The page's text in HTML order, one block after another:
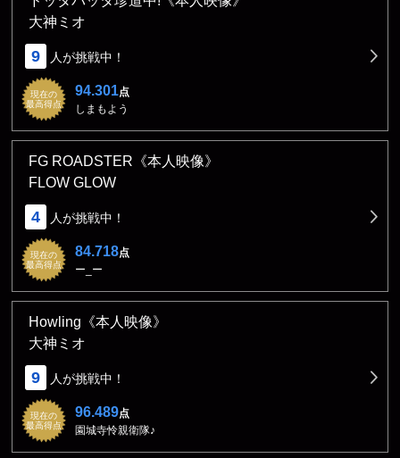
大神ミオ
9 人が挑戦中！
現在の
最高得点
94.301点
しまもよう
FG ROADSTER《本人映像》
FLOW GLOW
4 人が挑戦中！
現在の
最高得点
84.718点
ー_ー
Howling《本人映像》
大神ミオ
9 人が挑戦中！
現在の
最高得点
96.489点
園城寺怜親衛隊♪